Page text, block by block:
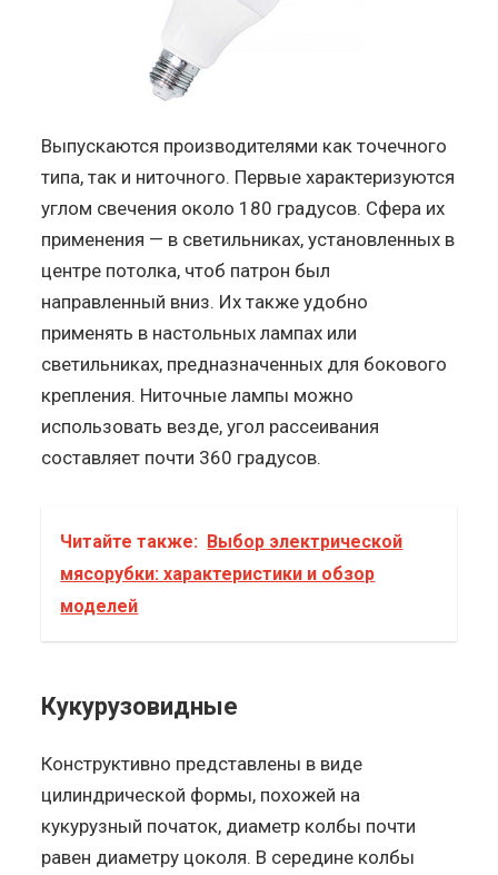
Выпускаются производителями как точечного
типа, так и ниточного. Первые характеризуются
углом свечения около 180 градусов. Сфера их
применения — в светильниках, установленных в
центре потолка, чтоб патрон был
направленный вниз. Их также удобно
применять в настольных лампах или
светильниках, предназначенных для бокового
крепления. Ниточные лампы можно
использовать везде, угол рассеивания
составляет почти 360 градусов.
Читайте также: Выбор электрической
мясорубки: характеристики и обзор
моделей
Кукурузовидные
Конструктивно представлены в виде
цилиндрической формы, похожей на
кукурузный початок, диаметр колбы почти
равен диаметру цоколя. В середине колбы